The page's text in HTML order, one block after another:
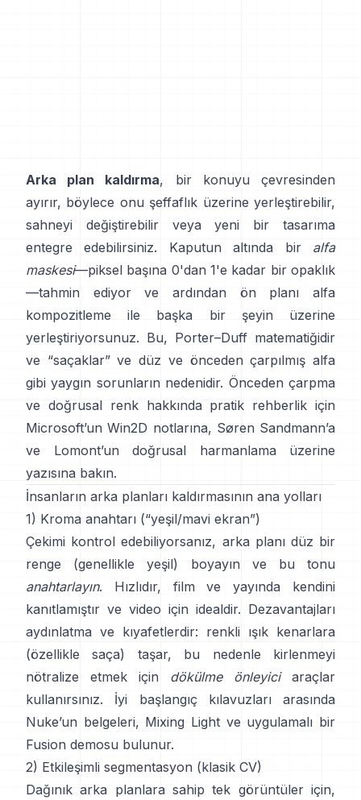
Arka plan kaldırma, bir konuyu çevresinden
ayırır, böylece onu şeffaflık üzerine yerleştirebilir,
sahneyi değiştirebilir veya yeni bir tasarıma
entegre edebilirsiniz. Kaputun altında bir
alfa
maskesi—piksel başına 0'dan 1'e kadar bir opaklık
—tahmin ediyor ve ardından ön planı alfa
kompozitleme ile başka bir şeyin üzerine
yerleştiriyorsunuz. Bu, Porter–Duff matematiğidir
ve “saçaklar” ve düz ve önceden çarpılmış alfa
gibi yaygın sorunların nedenidir. Önceden çarpma
ve doğrusal renk hakkında pratik rehberlik için
Microsoft’un Win2D notlarına, Søren Sandmann’a
ve
Lomont’un doğrusal harmanlama üzerine
yazısına bakın.
İnsanların arka planları kaldırmasının ana yolları
1) Kroma anahtarı (“yeşil/mavi ekran”)
Çekimi kontrol edebiliyorsanız, arka planı düz bir
renge (genellikle yeşil) boyayın ve bu tonu
anahtarlayın. Hızlıdır, film ve yayında kendini
kanıtlamıştır ve video için idealdir. Dezavantajları
aydınlatma ve kıyafetlerdir: renkli ışık kenarlara
(özellikle saça) taşar, bu nedenle kirlenmeyi
nötralize etmek için dökülme önleyiciaraçlar
kullanırsınız. İyi başlangıç kılavuzları arasında
Nuke’un belgeleri, Mixing Light ve uygulamalı bir
Fusion demosu bulunur.
2) Etkileşimli segmentasyon (klasik CV)
Dağınık arka planlara sahip tek görüntüler için,